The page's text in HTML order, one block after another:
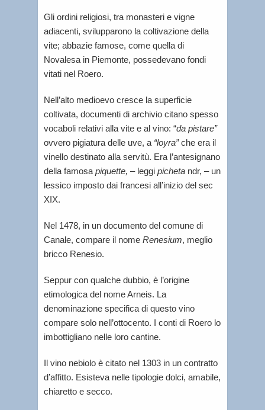
Gli ordini religiosi, tra monasteri e vigne
adiacenti, svilupparono la coltivazione della
vite; abbazie famose, come quella di
Novalesa in Piemonte, possedevano fondi
vitati nel Roero.
Nell’alto medioevo cresce la superficie
coltivata, documenti di archivio citano spesso
vocaboli relativi alla vite e al vino: “da pistare”
ovvero pigiatura delle uve, a “loyra”che era il
vinello destinato alla servitù. Era l’antesignano
della famosa piquette, – leggi picheta ndr, – un
lessico imposto dai francesi all’inizio del sec
XIX.
Nel 1478, in un documento del comune di
Canale, compare il nome Renesium, meglio
bricco Renesio.
Seppur con qualche dubbio, è l’origine
etimologica del nome Arneis. La
denominazione specifica di questo vino
compare solo nell’ottocento. I conti di Roero lo
imbottigliano nelle loro cantine.
Il vino nebiolo è citato nel 1303 in un contratto
d’affitto. Esisteva nelle tipologie dolci, amabile,
chiaretto e secco.